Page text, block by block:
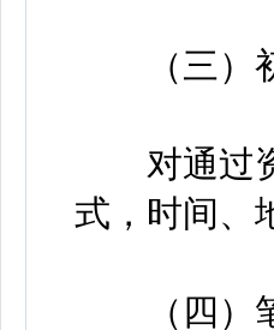
（三）
对通过资
式，时间、
（四）